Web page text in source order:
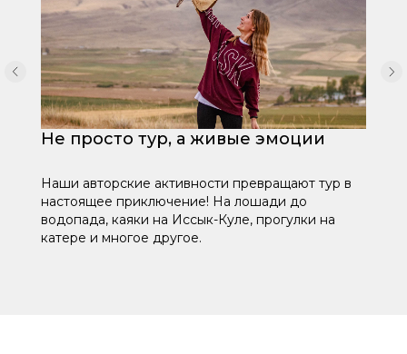
Не просто тур, а живые эмоции
Наши авторские активности превращают тур в
настоящее приключение! На лошади до
водопада, каяки на Иссык-Куле, прогулки на
катере и многое другое.